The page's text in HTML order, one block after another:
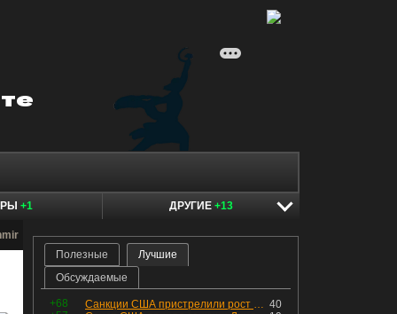
+1 ДРУГИЕ +13
Полезные
Лучшие
Обсуждаемые
+68 40
Санкции США пристрелили рост акций в России